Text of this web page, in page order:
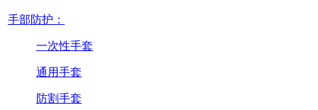
手部防护：
一次性手套
通用手套
防割手套